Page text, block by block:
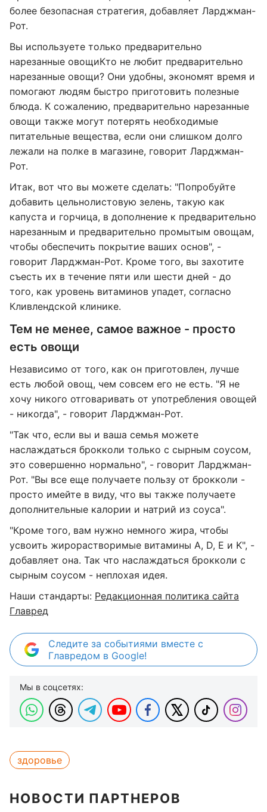
более безопасная стратегия, добавляет Ларджман-
Рот.
Вы используете только предварительно
нарезанные овощиКто не любит предварительно
нарезанные овощи? Они удобны, экономят время и
помогают людям быстро приготовить полезные
блюда. К сожалению, предварительно нарезанные
овощи также могут потерять необходимые
питательные вещества, если они слишком долго
лежали на полке в магазине, говорит Ларджман-
Рот.
Итак, вот что вы можете сделать: "Попробуйте
добавить цельнолистовую зелень, такую ​​как
капуста и горчица, в дополнение к предварительно
нарезанным и предварительно промытым овощам,
чтобы обеспечить покрытие ваших основ", -
говорит Ларджман-Рот. Кроме того, вы захотите
съесть их в течение пяти или шести дней - до
того, как уровень витаминов упадет, согласно
Кливлендской клинике.
Тем не менее, самое важное - просто
есть овощи
Независимо от того, как он приготовлен, лучше
есть любой овощ, чем совсем его не есть. "Я не
хочу никого отговаривать от употребления овощей
- никогда", - говорит Ларджман-Рот.
"Так что, если вы и ваша семья можете
наслаждаться брокколи только с сырным соусом,
это совершенно нормально", - говорит Ларджман-
Рот. "Вы все еще получаете пользу от брокколи -
просто имейте в виду, что вы также получаете
дополнительные калории и натрий из соуса".
"Кроме того, вам нужно немного жира, чтобы
усвоить жирорастворимые витамины A, D, E и K", -
добавляет она. Так что наслаждаться брокколи с
сырным соусом - неплохая идея.
Наши стандарты: Редакционная политика сайта
Главред
Следите за событиями вместе с
Главредом в Google!
Мы в соцсетях:
здоровье
НОВОСТИ ПАРТНЕРОВ